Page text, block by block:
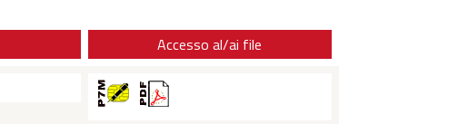
Accesso al/ai file